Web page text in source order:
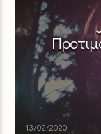
13/02/2020